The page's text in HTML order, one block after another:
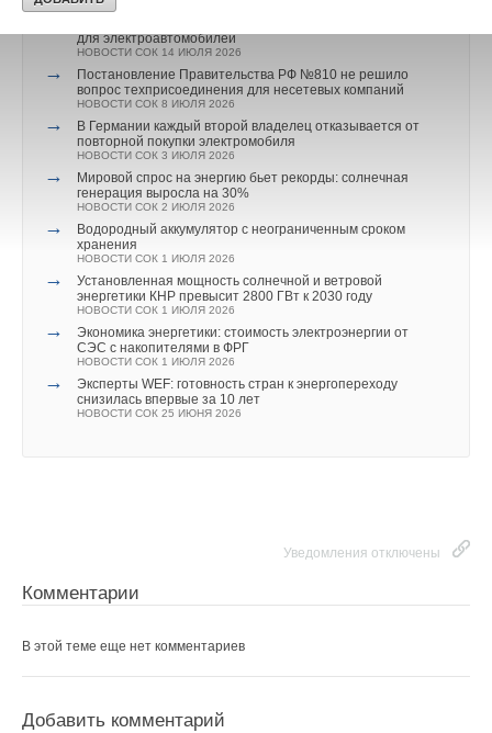
для электроавтомобилей
НОВОСТИ СОК 14 ИЮЛЯ 2026
→
Постановление Правительства РФ №810 не решило
вопрос техприсоединения для несетевых компаний
НОВОСТИ СОК 8 ИЮЛЯ 2026
→
В Германии каждый второй владелец отказывается от
повторной покупки электромобиля
НОВОСТИ СОК 3 ИЮЛЯ 2026
→
Мировой спрос на энергию бьет рекорды: солнечная
генерация выросла на 30%
НОВОСТИ СОК 2 ИЮЛЯ 2026
→
Водородный аккумулятор с неограниченным сроком
хранения
НОВОСТИ СОК 1 ИЮЛЯ 2026
→
Установленная мощность солнечной и ветровой
энергетики КНР превысит 2800 ГВт к 2030 году
НОВОСТИ СОК 1 ИЮЛЯ 2026
→
Экономика энергетики: стоимость электроэнергии от
СЭС с накопителями в ФРГ
НОВОСТИ СОК 1 ИЮЛЯ 2026
→
Эксперты WEF: готовность стран к энергопереходу
снизилась впервые за 10 лет
НОВОСТИ СОК 25 ИЮНЯ 2026
Уведомления отключены
Комментарии
В этой теме еще нет комментариев
Добавить комментарий